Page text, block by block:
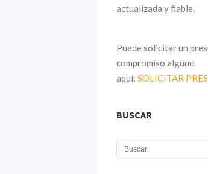
actualizada y fiable.
Puede solicitar un
compromiso alguno
aquí: SOLICITAR
BUSCAR